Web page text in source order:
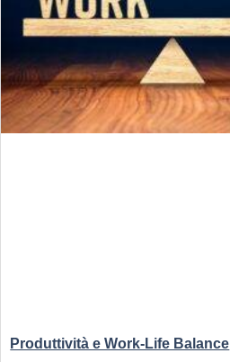
Produttività e Work-Life Balance